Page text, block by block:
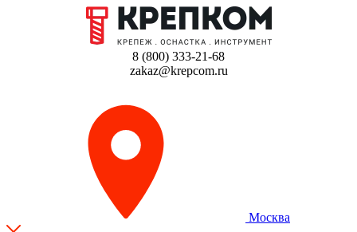
8 (800) 333-21-68
zakaz@krepcom.ru
Москва